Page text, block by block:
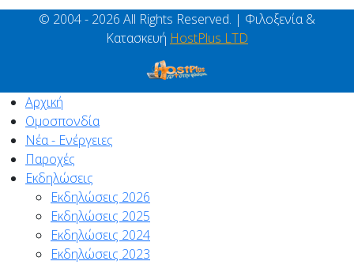
© 2004 - 2026 All Rights Reserved. | Φιλοξενία &
Κατασκευή HostPlus LTD
Αρχική
Ομοσπονδία
Νέα - Ενέργειες
Παροχές
Εκδηλώσεις
Εκδηλώσεις 2026
Εκδηλώσεις 2025
Εκδηλώσεις 2024
Εκδηλώσεις 2023